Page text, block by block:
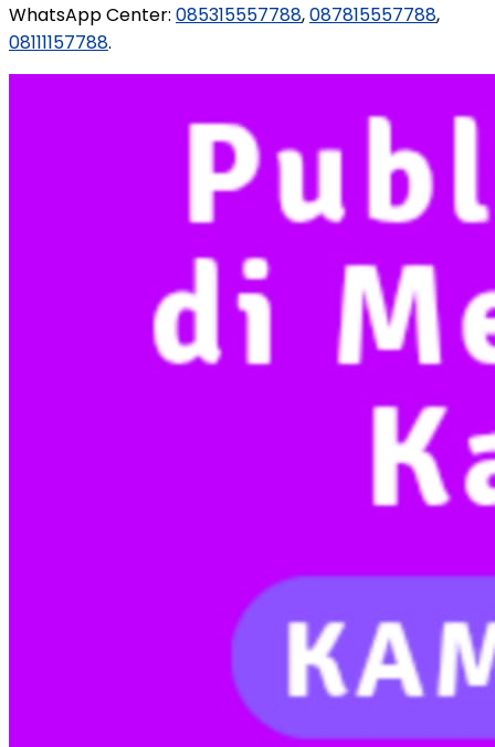
WhatsApp Center: 085315557788,087815557788,
08111157788.